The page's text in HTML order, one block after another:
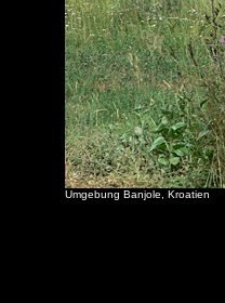
Umgebung Banjole, Kroatien